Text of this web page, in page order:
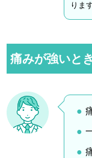
りま
痛みが強いと